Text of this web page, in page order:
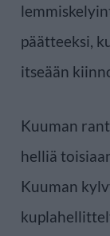
päätteeksi,
itseään
Kuuman
helliä
Kuuman